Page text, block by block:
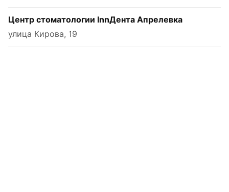
Центр стоматологии InnДента Апрелевка
улица Кирова, 19